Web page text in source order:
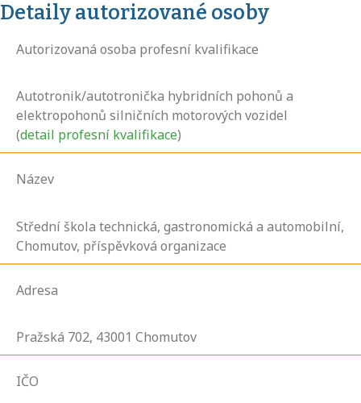
Detaily autorizované osoby
Autorizovaná osoba profesní kvalifikace
Autotronik/autotronička hybridních pohonů a
elektropohonů silničních motorových vozidel
(detail profesní kvalifikace)
Název
Střední škola technická, gastronomická a automobilní,
Chomutov, příspěvková organizace
Adresa
Pražská 702, 43001 Chomutov
IČO